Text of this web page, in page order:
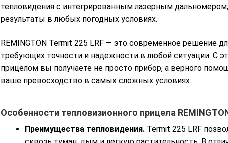
тепловидения с интегрированным лазерным
результаты в любых погодных условиях.
REMINGTON Termit 225 LRF — это современное решение
требующих точности и надежности в любой ситуации. С
прицелом вы получаете не просто прибор, а верного
ваше превосходство в самых сложных условиях.
Особенности тепловизионного прицела
Преимущества тепловидения. Termit 225 LRF